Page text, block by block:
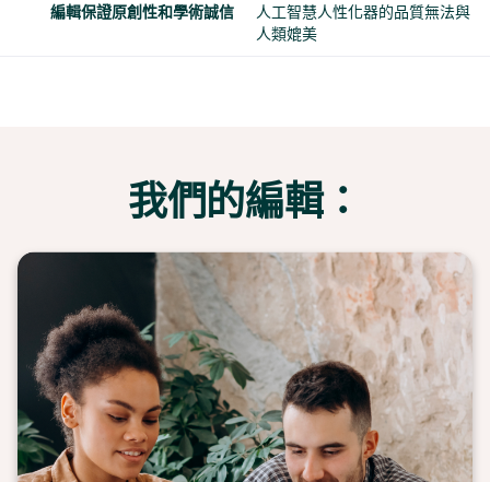
編輯保證原創性和學術誠信
人工智慧人性化器的品質無法與
人類媲美
我們的編輯：